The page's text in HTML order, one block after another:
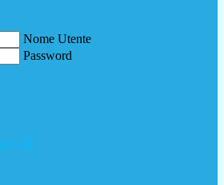
Nome Utente
Password
CIE